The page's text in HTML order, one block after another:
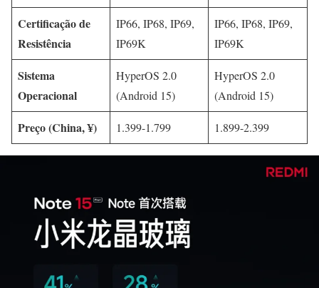
Certificação de
Resistência
IP66, IP68, IP69,
IP69K
IP66, IP68, IP69,
IP69K
Sistema
Operacional
HyperOS 2.0
(Android 15)
HyperOS 2.0
(Android 15)
Preço (China, ¥) 1.399-1.799 1.899-2.399